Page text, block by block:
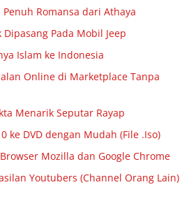
Romansa dari Athaya
Pada Mobil Jeep
Islam ke Indonesia
Online di Marketplace Tanpa
Menarik Seputar Rayap
ke DVD dengan Mudah (File .Iso)
Mozilla dan Google Chrome
Youtubers (Channel Orang Lain)